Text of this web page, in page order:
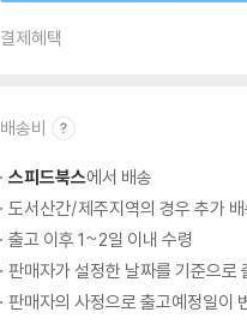
결제혜택
배송비
스피드북스에서 배송
도서산간/제주지역의 경우 추가
출고 이후 1~2일 이내 수령
판매자가 설정한 날짜를 기준으로
판매자의 사정으로 출고예정일이